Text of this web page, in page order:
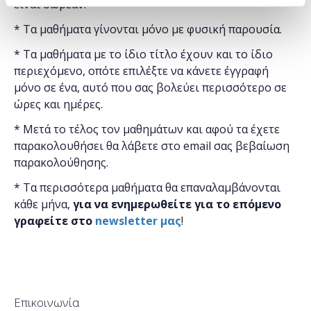
είναι δωρεάν.
* Τα μαθήματα γίνονται μόνο με φυσική παρουσία.
* Τα μαθήματα με το ίδιο τίτλο έχουν και το ίδιο
περιεχόμενο, οπότε επιλέξτε να κάνετε έγγραφή
μόνο σε ένα, αυτό που σας βολεύει περισσότερο σε
ώρες και ημέρες.
* Μετά το τέλος τον μαθημάτων και αφού τα έχετε
παρακολουθήσει θα λάβετε στο email σας βεβαίωση
παρακολούθησης.
* Τα περισσότερα μαθήματα θα επαναλαμβάνονται
κάθε μήνα, για να ενημερωθείτε για το επόμενο
γραφείτε στο newsletter μας!
Επικοινωνία